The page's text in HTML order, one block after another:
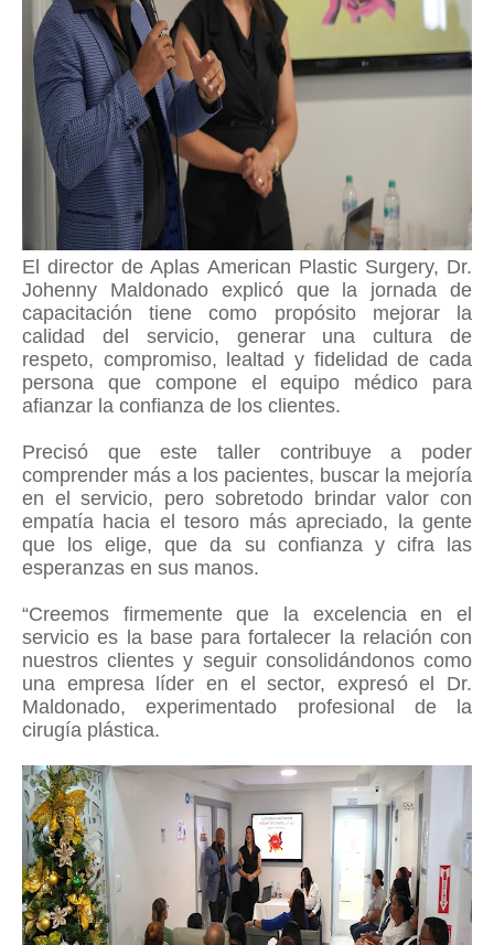
El director de Aplas American Plastic Surgery, Dr.
Johenny Maldonado explicó que la jornada de
capacitación tiene como propósito mejorar la
calidad del servicio, generar una cultura de
respeto, compromiso, lealtad y fidelidad de cada
persona que compone el equipo médico para
afianzar la confianza de los clientes.
Precisó que este taller contribuye a poder
comprender más a los pacientes, buscar la mejoría
en el servicio, pero sobretodo brindar valor con
empatía hacia el tesoro más apreciado, la gente
que los elige, que da su confianza y cifra las
esperanzas en sus manos.
“Creemos firmemente que la excelencia en el
servicio es la base para fortalecer la relación con
nuestros clientes y seguir consolidándonos como
una empresa líder en el sector, expresó el Dr.
Maldonado, experimentado profesional de la
cirugía plástica.